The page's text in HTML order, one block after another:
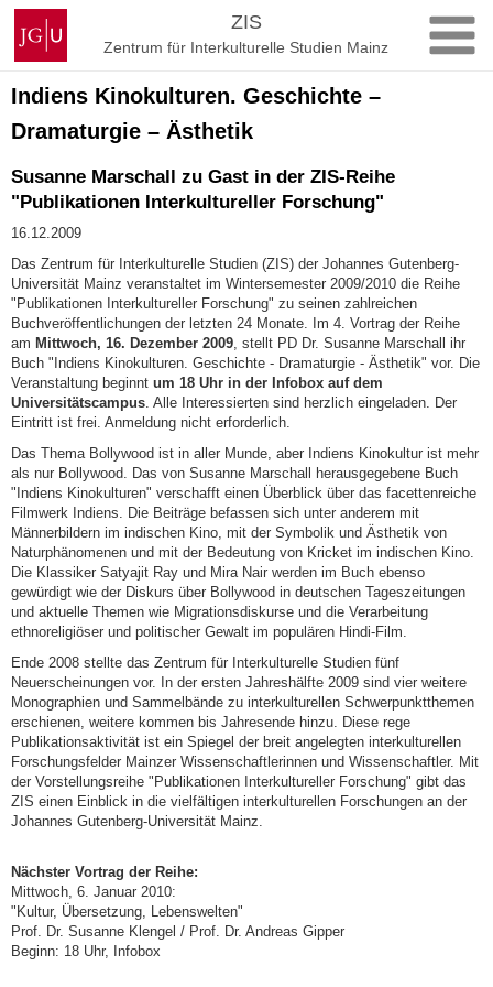
Zum
Inhalt
springen
Johannes
Gutenberg-
Universität
Mainz
ZIS
Zentrum für Interkulturelle Studien Mainz
Indiens Kinokulturen. Geschichte –
Dramaturgie – Ästhetik
Susanne Marschall zu Gast in der ZIS-Reihe
"Publikationen Interkultureller Forschung"
16.12.2009
Das Zentrum für Interkulturelle Studien (ZIS) der Johannes Gutenberg-
Universität Mainz veranstaltet im Wintersemester 2009/2010 die Reihe
"Publikationen Interkultureller Forschung" zu seinen zahlreichen
Buchveröffentlichungen der letzten 24 Monate. Im 4. Vortrag der Reihe
am Mittwoch, 16. Dezember 2009, stellt PD Dr. Susanne Marschall ihr
Buch "Indiens Kinokulturen. Geschichte - Dramaturgie - Ästhetik" vor. Die
Veranstaltung beginnt um 18 Uhr in der Infobox auf dem
Universitätscampus. Alle Interessierten sind herzlich eingeladen. Der
Eintritt ist frei. Anmeldung nicht erforderlich.
Das Thema Bollywood ist in aller Munde, aber Indiens Kinokultur ist mehr
als nur Bollywood. Das von Susanne Marschall herausgegebene Buch
"Indiens Kinokulturen" verschafft einen Überblick über das facettenreiche
Filmwerk Indiens. Die Beiträge befassen sich unter anderem mit
Männerbildern im indischen Kino, mit der Symbolik und Ästhetik von
Naturphänomenen und mit der Bedeutung von Kricket im indischen Kino.
Die Klassiker Satyajit Ray und Mira Nair werden im Buch ebenso
gewürdigt wie der Diskurs über Bollywood in deutschen Tageszeitungen
und aktuelle Themen wie Migrationsdiskurse und die Verarbeitung
ethnoreligiöser und politischer Gewalt im populären Hindi-Film.
Ende 2008 stellte das Zentrum für Interkulturelle Studien fünf
Neuerscheinungen vor. In der ersten Jahreshälfte 2009 sind vier weitere
Monographien und Sammelbände zu interkulturellen Schwerpunktthemen
erschienen, weitere kommen bis Jahresende hinzu. Diese rege
Publikationsaktivität ist ein Spiegel der breit angelegten interkulturellen
Forschungsfelder Mainzer Wissenschaftlerinnen und Wissenschaftler. Mit
der Vorstellungsreihe "Publikationen Interkultureller Forschung" gibt das
ZIS einen Einblick in die vielfältigen interkulturellen Forschungen an der
Johannes Gutenberg-Universität Mainz.
Nächster Vortrag der Reihe:
Mittwoch, 6. Januar 2010:
"Kultur, Übersetzung, Lebenswelten"
Prof. Dr. Susanne Klengel / Prof. Dr. Andreas Gipper
Beginn: 18 Uhr, Infobox